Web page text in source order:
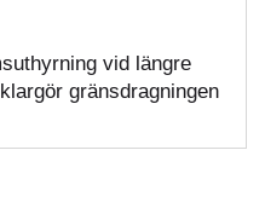
vid längre
gränsdragningen